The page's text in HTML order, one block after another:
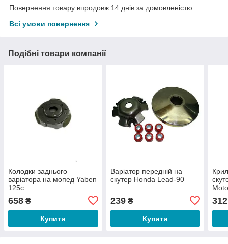
Повернення товару впродовж 14 днів за домовленістю
Всі умови повернення
Подібні товари компанії
Колодки заднього
варіатора на мопед Yaben
125c
658 ₴
Купити
Варіатор передній на
скутер Honda Lead-90
239₴
Купити
312